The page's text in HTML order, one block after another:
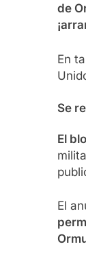
de
En
Se
El
El